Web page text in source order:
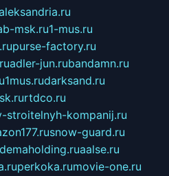
msk.ru1-mus.ru
purse-factory.ru
adler-jun.rubandamn.ru
1mus.rudarksand.ru
rtdco.ru
stroitelnyh-kompanij.ru
snow-guard.ru
demaholding.ruaalse.ru
perkoka.rumovie-one.ru